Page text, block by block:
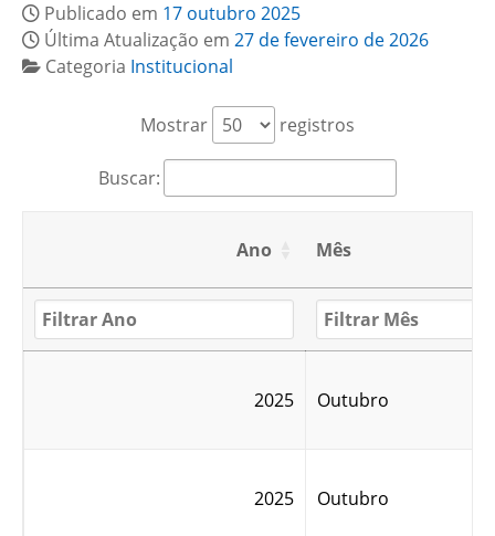
Publicado em 17 outubro 2025
Última Atualização em 27 de fevereiro de 2026
Categoria Institucional
Mostrar registros
Buscar:
Ano Mês
2025 Outubro
2025 Outubro